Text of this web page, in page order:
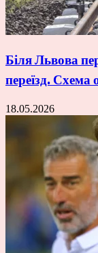
Біля Львова
переїзд. Схема
18.05.2026